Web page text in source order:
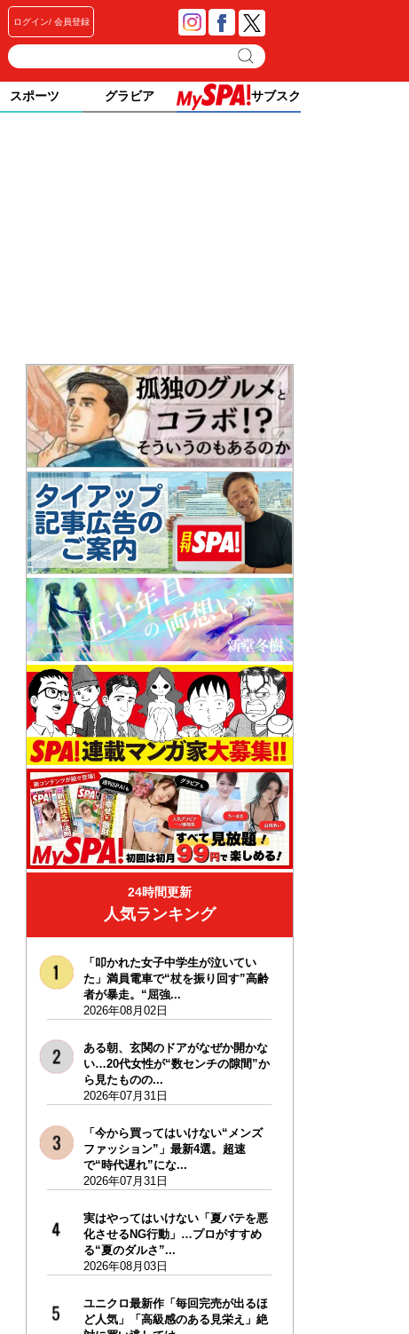
ログイン 会員登録
スポーツ グラビア サブスク
24時間更新
人気ランキング
「叩かれた女子中学生が泣いてい
た」満員電車で“杖を振り回す”高齢
者が暴走。“屈強...
2026年08月02日
ある朝、玄関のドアがなぜか開かな
い…20代女性が“数センチの隙間”か
ら見たものの...
2026年07月31日
「今から買ってはいけない“メンズ
ファッション”」最新4選。超速
で“時代遅れ”にな...
2026年07月31日
実はやってはいけない「夏バテを悪
化させるNG行動」…プロがすすめ
る“夏のダルさ”...
2026年08月03日
ユニクロ最新作「毎回完売が出るほ
ど人気」「高級感のある見栄え」絶